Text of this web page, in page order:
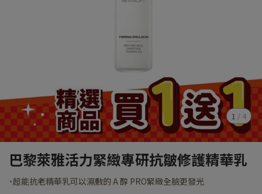
1 / 4
巴黎萊雅活力緊緻專研抗皺修護精華乳
˙超能抗老精華乳可以濕敷的 A 醇 PRO緊緻全臉更發光